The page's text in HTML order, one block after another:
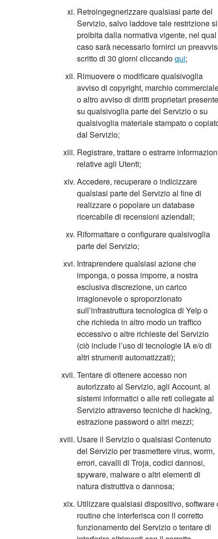
Retroingegnerizzare qualsiasi parte del
Servizio, salvo laddove tale restrizione
proibita dalla normativa vigente, nel qual
caso sarà necessario fornirci un
scritto di 30 giorni cliccandoqui;
Rimuovere o modificare qualsivoglia
avviso di copyright, marchio
o altro avviso di diritti proprietari presente
su qualsivoglia parte del Servizio o su
qualsivoglia materiale stampato o
dal Servizio;
Registrare, trattare o estrarre
relative agli Utenti;
Accedere, recuperare o indicizzare
qualsiasi parte del Servizio al fine di
realizzare o popolare un database
ricercabile di recensioni aziendali;
Riformattare o configurare qualsivoglia
parte del Servizio;
Intraprendere qualsiasi azione che
imponga, o possa imporre, a nostra
esclusiva discrezione, un carico
irragionevole o sproporzionato
sull’infrastruttura tecnologica di Yelp o
che richieda in altro modo un traffico
eccessivo o altre richieste del Servizio
(ciò include l’uso di tecnologie IA e/o di
altri strumenti automatizzati);
Tentare di ottenere accesso non
autorizzato al Servizio, agli Account, ai
sistemi informatici o alle reti collegate al
Servizio attraverso tecniche di hacking,
estrazione password o altri mezzi;
Usare il Servizio o qualsiasi Contenuto
del Servizio per trasmettere virus, worm,
errori, cavalli di Troja, codici dannosi,
spyware, malware o altri elementi di
natura distruttiva o dannosa;
Utilizzare qualsiasi dispositivo, software
routine che interferisca con il corretto
funzionamento del Servizio o tentare di